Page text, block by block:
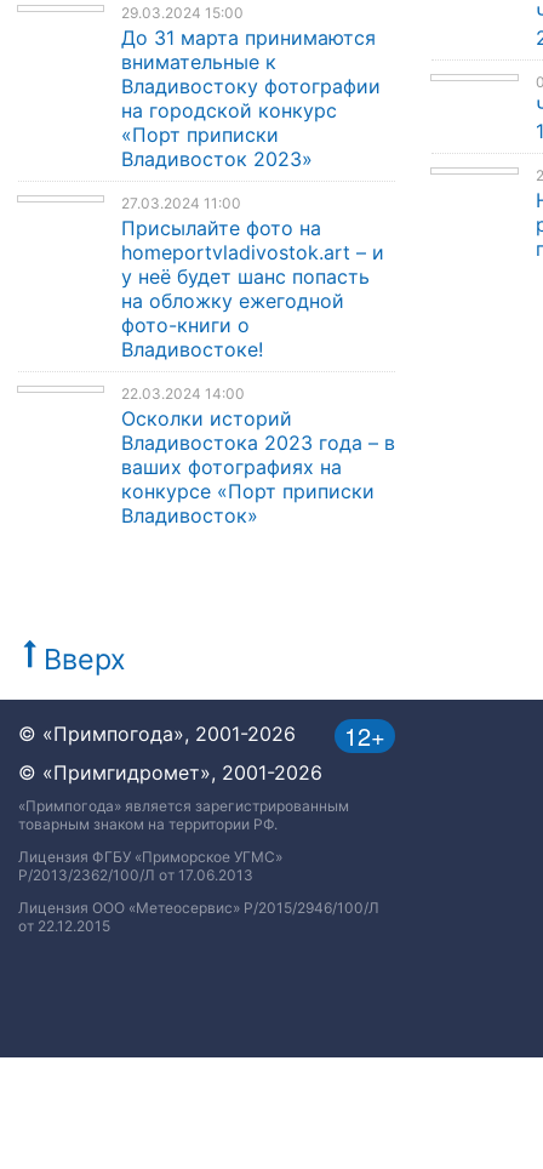
29.03.2024 15:00
До 31 марта принимаются
внимательные к
Владивостоку фотографии
на городской конкурс
«Порт приписки
Владивосток 2023»
27.03.2024 11:00
Присылайте фото на
homeportvladivostok.art – и
у неё будет шанс попасть
на обложку ежегодной
фото-книги о
Владивостоке!
22.03.2024 14:00
Осколки историй
Владивостока 2023 года – в
ваших фотографиях на
конкурсе «Порт приписки
Владивосток»
Вверх
12+
© «Примпогода», 2001-2026
© «Примгидромет», 2001-2026
«Примпогода» является зарегистрированным
товарным знаком на территории РФ.
Лицензия ФГБУ «Приморское УГМС»
Р/2013/2362/100/Л от 17.06.2013
Лицензия ООО «Метеосервис» Р/2015/2946/100/Л
от 22.12.2015